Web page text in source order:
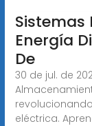
Sistemas
Energía
De
30 de jul. de
eléctrica.